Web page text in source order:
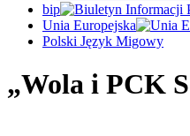
bip
Unia Europejska
Polski Język Migowy
„Wola i PCK